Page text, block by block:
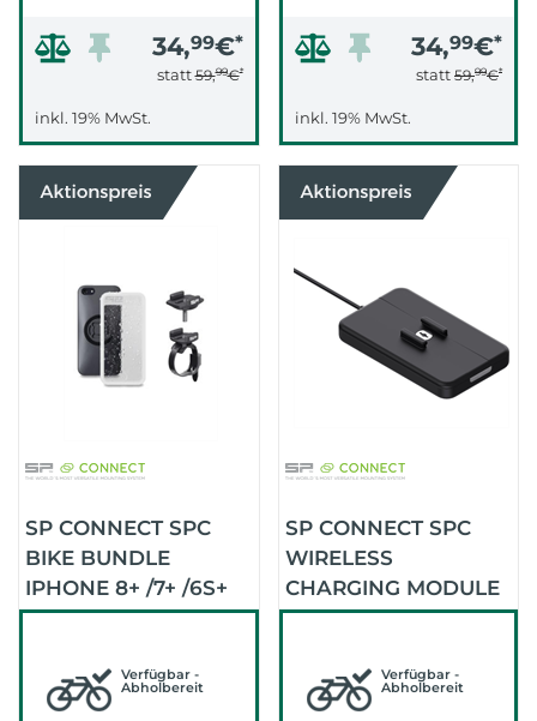
34,99€*
statt59,99€*
inkl. 19% MwSt.
34,99€*
statt 59,99€*
inkl. 19% MwSt.
SP CONNECT SPC
BIKE BUNDLE
IPHONE 8+ /7+ /6S+
/6+
Verfügbar -
Abholbereit
SP CONNECT SPC
WIRELESS
CHARGING MODULE
Verfügbar -
Abholbereit